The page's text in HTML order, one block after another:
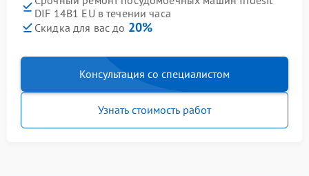
DIF 14B1 EU в течении часа
Скидка для вас до 20%
Консультация со специалистом
Узнать стоимость работ